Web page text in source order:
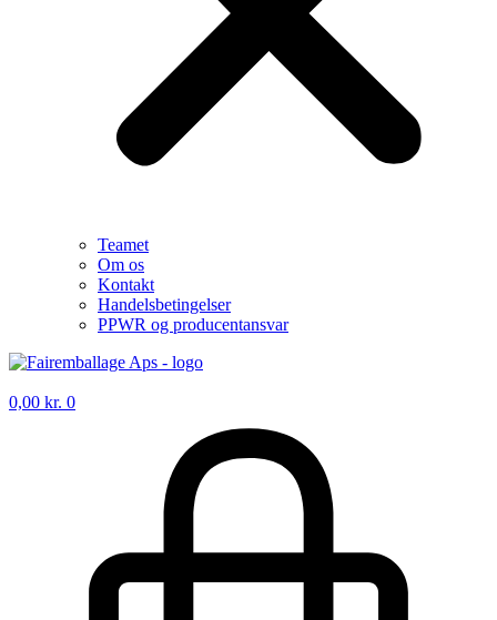
Teamet
Om os
Kontakt
Handelsbetingelser
PPWR og producentansvar
0,00 kr. 0